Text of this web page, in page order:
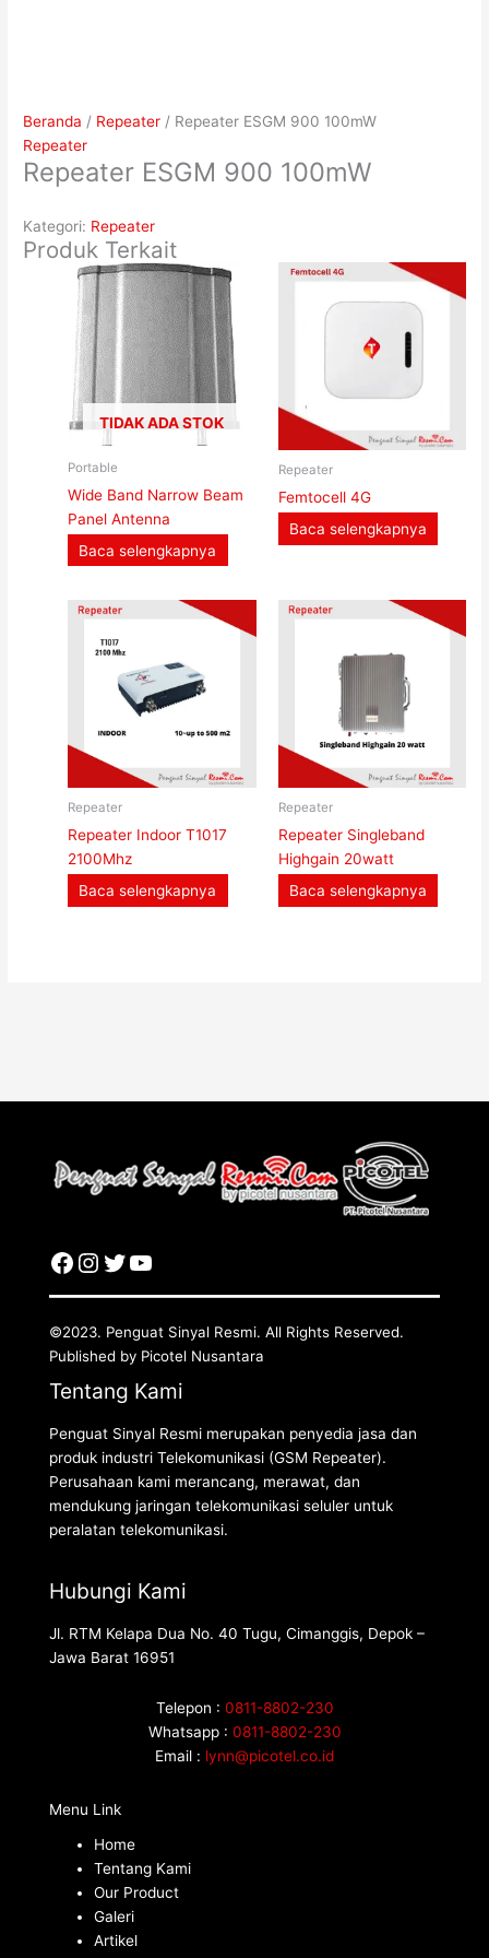
Beranda / Repeater / Repeater ESGM 900 100mW
Repeater
Repeater ESGM 900 100mW
Kategori: Repeater
Produk Terkait
TIDAK ADA STOK
Portable
Wide Band Narrow Beam
Panel Antenna
Baca selengkapnya
Repeater
Femtocell 4G
Baca selengkapnya
Repeater
Repeater Indoor T1017
2100Mhz
Baca selengkapnya
Repeater
Repeater Singleband
Highgain 20watt
Baca selengkapnya
©2023. Penguat Sinyal Resmi. All Rights Reserved.
Published by Picotel Nusantara
Tentang Kami
Penguat Sinyal Resmi merupakan penyedia jasa dan
produk industri Telekomunikasi (GSM Repeater).
Perusahaan kami merancang, merawat, dan
mendukung jaringan telekomunikasi seluler untuk
peralatan telekomunikasi.
Hubungi Kami
Jl. RTM Kelapa Dua No. 40 Tugu, Cimanggis, Depok –
Jawa Barat 16951
Telepon : 0811-8802-230
Whatsapp : 0811-8802-230
Email : lynn@picotel.co.id
Menu Link
Home
Tentang Kami
Our Product
Galeri
Artikel